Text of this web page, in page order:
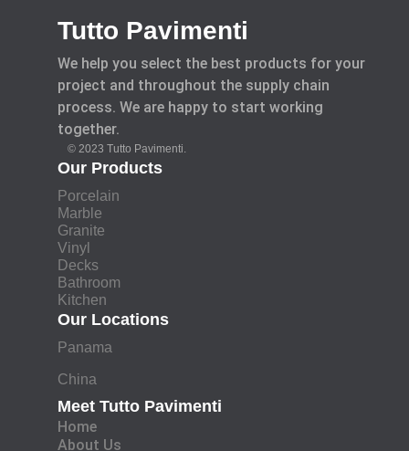
Tutto Pavimenti
We help you select the best products for your
project and throughout the supply chain
process. We are happy to start working
together.
© 2023 Tutto Pavimenti.
Our Products
Porcelain
Marble
Granite
Vinyl
Decks
Bathroom
Kitchen
Our Locations
Panama
China
Meet Tutto Pavimenti
Home
About Us